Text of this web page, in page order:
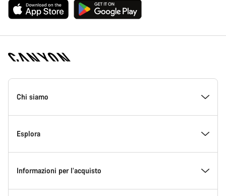
Piè
Home
Chi siamo
All’interno di Canyon
Innovazione in Canyon
Esplora
Eventi
Informazioni per l’acquisto